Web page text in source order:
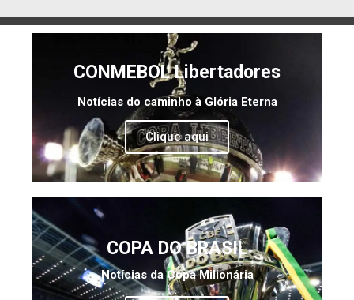
CONMEBOL Libertadores
Notícias do caminho à Glória Eterna
Clique aqui
COPA DO BRASIL
Notícias da Copa Milionária